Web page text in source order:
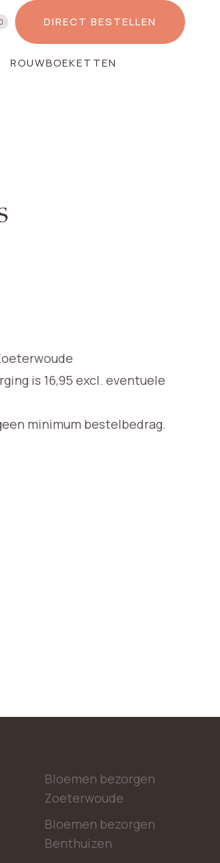
0 DIRECT BESTELLEN
ROUWBOEKETTEN
is 16,95 excl. eventuele
minimum bestelbedrag.
Bloemen bezorgen
Zoeterwoude
Bloemen bezorgen
Benthuizen